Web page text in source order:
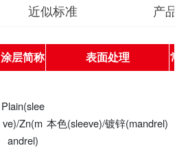
近似标准 产品
涂层简称 表面处理 常
Plain(slee
ve)/Zn(m
andrel)
本色(sleeve)/镀锌(mandrel)